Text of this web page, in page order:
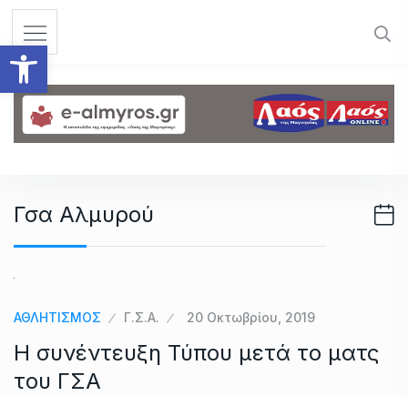
Ανοίξτε τη γραμμή
Γσα Αλμυρού
ΑΘΛΗΤΙΣΜΟΣ Γ.Σ.Α. 20 Οκτωβρίου, 2019
H συνέντευξη Τύπου μετά το ματς
του ΓΣΑ